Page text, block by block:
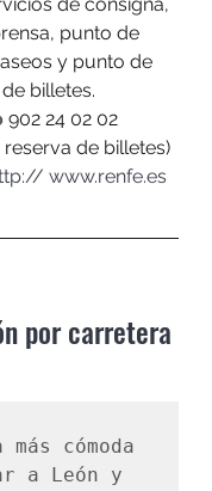
punto de
y punto de
billetes.
902 24 02 02
de billetes)
www.renfe.es
por carretera
más cómoda
a León y